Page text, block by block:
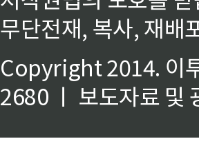
무단전재, 복사, 재배
Copyright 2014. 이
2680 ㅣ 보도자료